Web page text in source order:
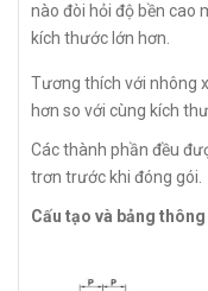
nào đòi hỏi độ bền cao
kích thước lớn hơn.
Tương thích với nhông
hơn so với cùng kích
Các thành phần đều
trơn trước khi đóng gói.
Cấu tạo và bảng